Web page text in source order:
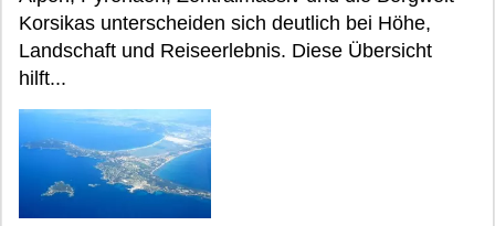
Korsikas unterscheiden sich deutlich bei Höhe,
Landschaft und Reiseerlebnis. Diese Übersicht
hilft...